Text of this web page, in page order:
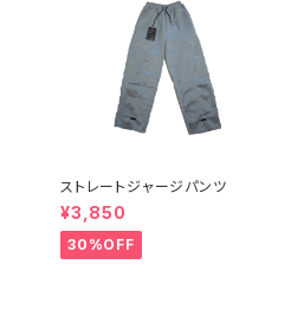
ストレートジャージパンツ
¥3,850
30%OFF